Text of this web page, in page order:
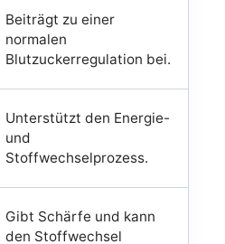
Beiträgt zu einer
normalen
Blutzuckerregulation bei.
Unterstützt den Energie-
und
Stoffwechselprozess.
Gibt Schärfe und kann
den Stoffwechsel